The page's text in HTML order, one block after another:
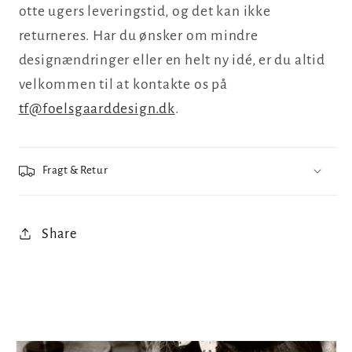
otte ugers leveringstid, og det kan ikke
returneres. Har du ønsker om mindre
designændringer eller en helt ny idé, er du altid
velkommen til at kontakte os på
tf@foelsgaarddesign.dk.
Fragt & Retur
Share